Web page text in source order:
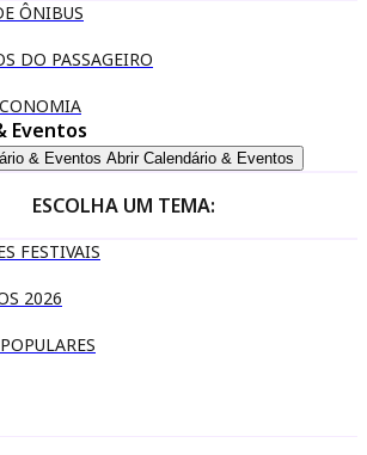
ÔNIBUS
DO PASSAGEIRO
Eventos
& Eventos Abrir Calendário & Eventos
ESCOLHA UM TEMA:
FESTIVAIS
2026